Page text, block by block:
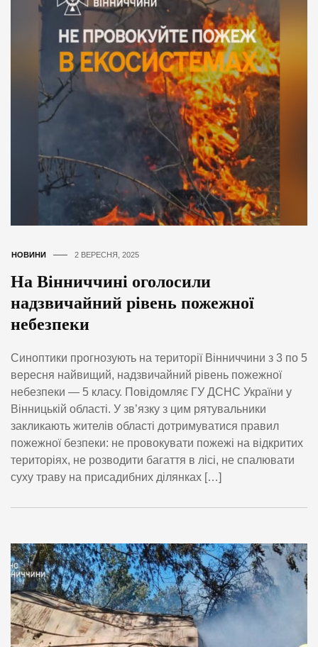
НОВИНИ 2 ВЕРЕСНЯ, 2025
На Вінниччині оголосили
надзвичайний рівень пожежної
небезпеки
Синоптики прогнозують на території Вінниччини з 3 по 5
вересня найвищий, надзвичайний рівень пожежної
небезпеки — 5 класу. Повідомляє ГУ ДСНС України у
Вінницькій області. У зв’язку з цим рятувальники
закликають жителів області дотримуватися правил
пожежної безпеки: не провокувати пожежі на відкритих
територіях, не розводити багаття в лісі, не спалювати
суху траву на присадибних ділянках […]